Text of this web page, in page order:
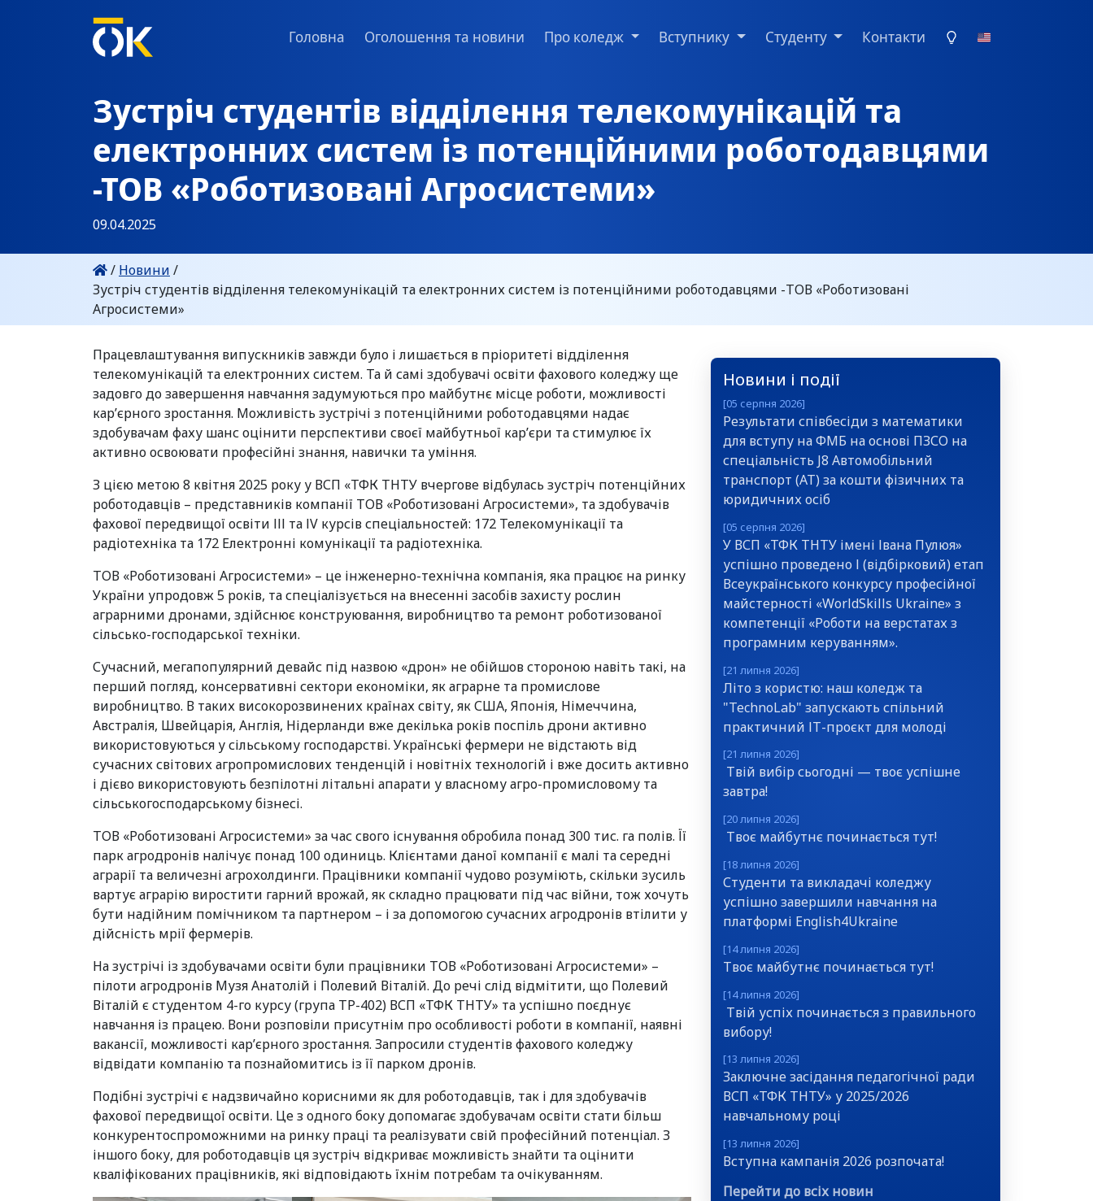
Головна Оголошення та новини Про коледж Вступнику Студенту Контакти
Зустріч студентів відділення телекомунікацій та
електронних систем із потенційними роботодавцями
-ТОВ «Роботизовані Агросистеми»
09.04.2025
/ Новини /
Зустріч студентів відділення телекомунікацій та електронних систем із потенційними роботодавцями -ТОВ «Роботизовані
Агросистеми»
Працевлаштування випускників завжди було і лишається в пріоритеті відділення
телекомунікацій та електронних систем. Та й самі здобувачі освіти фахового коледжу ще
задовго до завершення навчання задумуються про майбутнє місце роботи, можливості
кар’єрного зростання. Можливість зустрічі з потенційними роботодавцями надає
здобувачам фаху шанс оцінити перспективи своєї майбутньої кар’єри та стимулює їх
активно освоювати професійні знання, навички та уміння.
З цією метою 8 квітня 2025 року у ВСП «ТФК ТНТУ вчергове відбулась зустріч потенційних
роботодавців – представників компанії ТОВ «Роботизовані Агросистеми», та здобувачів
фахової передвищої освіти ІІІ та ІV курсів спеціальностей: 172 Телекомунікації та
радіотехніка та 172 Електронні комунікації та радіотехніка.
ТОВ «Роботизовані Агросистеми» – це інженерно-технічна компанія, яка працює на ринку
України упродовж 5 років, та спеціалізується на внесенні засобів захисту рослин
аграрними дронами, здійснює конструювання, виробництво та ремонт роботизованої
сільсько-господарської техніки.
Сучасний, мегапопулярний девайс під назвою «дрон» не обійшов стороною навіть такі, на
перший погляд, консервативні сектори економіки, як аграрне та промислове
виробництво. В таких високорозвинених країнах світу, як США, Японія, Німеччина,
Австралія, Швейцарія, Англія, Нідерланди вже декілька років поспіль дрони активно
використовуються у сільському господарстві. Українські фермери не відстають від
сучасних світових агропромислових тенденцій і новітніх технологій і вже досить активно
і дієво використовують безпілотні літальні апарати у власному агро-промисловому та
сільськогосподарському бізнесі.
ТОВ «Роботизовані Агросистеми» за час свого існування обробила понад 300 тис. га полів. Її
парк агродронів налічує понад 100 одиниць. Клієнтами даної компанії є малі та середні
аграрії та величезні агрохолдинги. Працівники компанії чудово розуміють, скільки зусиль
вартує аграрію виростити гарний врожай, як складно працювати під час війни, тож хочуть
бути надійним помічником та партнером – і за допомогою сучасних агродронів втілити у
дійсність мрії фермерів.
На зустрічі із здобувачами освіти були працівники ТОВ «Роботизовані Агросистеми» –
пілоти агродронів Музя Анатолій і Полевий Віталій. До речі слід відмітити, що Полевий
Віталій є студентом 4-го курсу (група ТР-402) ВСП «ТФК ТНТУ» та успішно поєднує
навчання із працею. Вони розповіли присутнім про особливості роботи в компанії, наявні
вакансії, можливості кар’єрного зростання. Запросили студентів фахового коледжу
відвідати компанію та познайомитись із її парком дронів.
Подібні зустрічі є надзвичайно корисними як для роботодавців, так і для здобувачів
фахової передвищої освіти. Це з одного боку допомагає здобувачам освіти стати більш
конкурентоспроможними на ринку праці та реалізувати свій професійний потенціал. З
іншого боку, для роботодавців ця зустріч відкриває можливість знайти та оцінити
кваліфікованих працівників, які відповідають їхнім потребам та очікуванням.
Новини і події
[05 серпня 2026]
Результати співбесіди з математики
для вступу на ФМБ на основі ПЗСО на
спеціальність J8 Автомобільний
транспорт (АТ) за кошти фізичних та
юридичних осіб
[05 серпня 2026]
У ВСП «ТФК ТНТУ імені Івана Пулюя»
успішно проведено І (відбірковий) етап
Всеукраїнського конкурсу професійної
майстерності «WorldSkills Ukraine» з
компетенції «Роботи на верстатах з
програмним керуванням».
[21 липня 2026]
Літо з користю: наш коледж та
"TechnoLab" запускають спільний
практичний ІТ-проєкт для молоді
[21 липня 2026]
Твій вибір сьогодні — твоє успішне
завтра!
[20 липня 2026]
Твоє майбутнє починається тут!
[18 липня 2026]
Студенти та викладачі коледжу
успішно завершили навчання на
платформі English4Ukraine
[14 липня 2026]
Твоє майбутнє починається тут!
[14 липня 2026]
Твій успіх починається з правильного
вибору!
[13 липня 2026]
Заключне засідання педагогічної ради
ВСП «ТФК ТНТУ» у 2025/2026
навчальному році
[13 липня 2026]
Вступна кампанія 2026 розпочата!
Перейти до всіх новин